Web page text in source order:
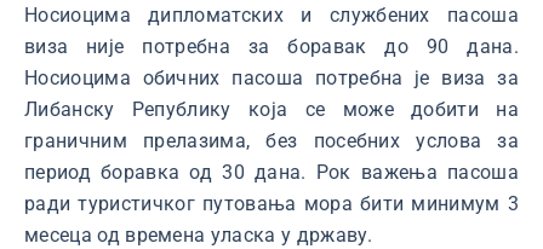
Носиоцима дипломатских и службених пасоша
виза није потребна за боравак до 90 дана.
Носиоцима обичних пасоша потребна је виза за
Либанску Републику која се може добити на
граничним прелазима, без посебних услова за
период боравка од 30 дана. Рок важења пасоша
ради туристичког путовања мора бити минимум 3
месеца од времена уласка у државу.